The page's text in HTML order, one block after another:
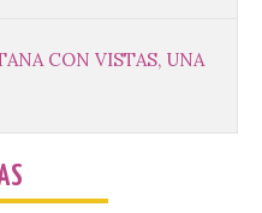
CON VISTAS, UNA
el 4 de
Brujería